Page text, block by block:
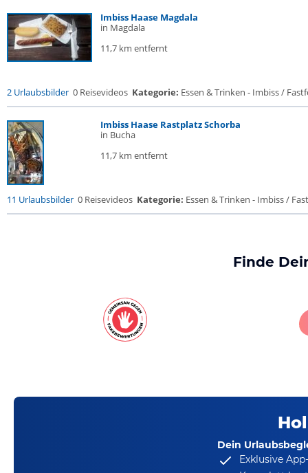
Imbiss Haase Magdala
in Magdala
11,7 km entfernt
2 Urlaubsbilder 0 Reisevideos Kategorie: Essen & Trinken - Imbiss /
Imbiss Haase Rastplatz Schorba
in Bucha
11,7 km entfernt
11 Urlaubsbilder 0 Reisevideos Kategorie: Essen & Trinken - Imbiss /
Finde
Dein
Exklusive